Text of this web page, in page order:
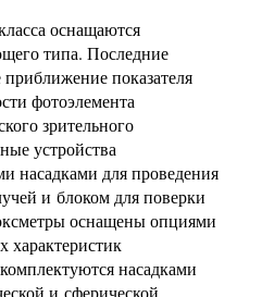
оснащаются
типа. Последние
показателя
фотоэлемента
зрительного
устройства
насадками для проведения
и блоком для поверки
оснащены опциями
характеристик
насадками
и сферической.